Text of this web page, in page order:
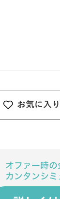
お気に入